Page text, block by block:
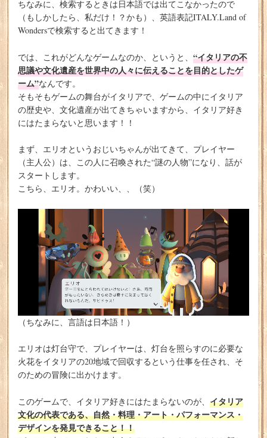
ちなみに、検索するときは日本語では出てこなかったので
（もしかしたら、私だけ！？かも）、英語表記ITALY.Land of
Wondersで検索すると出てきます！
では、これがどんなゲームなのか、というと、 “イタリアの不
思議や文化遺産を世界中の人々に伝えることを目的としたゲ
ーム”なんです。
そもそもゲームの舞台がイタリアで、ゲームの中にイタリア
の歴史や、文化遺産が出てきちゃいますから、イタリア好き
にはたまらないと思います！！
まず、エリオというおじいちゃんが出てきて、プレイヤー
（主人公）は、この人に召喚された“謎の人物”になり、話が
スタートします。
こちら、エリオ。かわいい、、（笑）
（ちなみに、言語は日本語！）
エリオは灯台守で、プレイヤーは、灯台を照らすのに必要な
火花をイタリアの20地域で回収するという仕事を任され、そ
のための冒険に出かけます。
このゲームで、イタリア好きにはたまらないのが、 イタリア
文化の代表である、自然・料理・アート・パフォーマンス・
デザインを発見できること！！